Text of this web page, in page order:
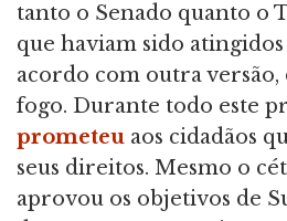
tanto o Senado quanto o
que haviam sido
acordo com outra
fogo. Durante todo este
prometeu aos cidadãos
seus direitos. Mesmo o
aprovou os objetivos de